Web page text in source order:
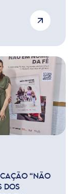
“NÃO
DOS